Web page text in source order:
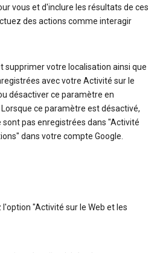
vous et d'inclure les résultats de ces
des actions comme interagir
supprimer votre localisation ainsi que
avec votre Activité sur le
désactiver ce paramètre en
Lorsque ce paramètre est désactivé,
sont pas enregistrées dans "Activité
dans votre compte Google.
"Activité sur le Web et les